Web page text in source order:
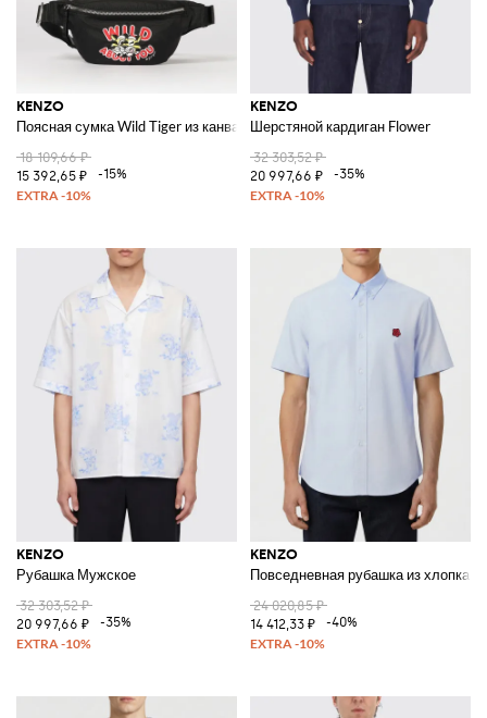
KENZO
Поясная сумка Wild Tiger из канваса
18 109,66 ₽
15 392,65 ₽
-15%
KENZO
Шерстяной кардиган Flower
32 303,52 ₽
20 997,66 ₽
-35%
KENZO
Рубашка Мужское
32 303,52 ₽
20 997,66 ₽
-35%
KENZO
Повседневная рубашка из хлопка
24 020,85 ₽
14 412,33 ₽
-40%